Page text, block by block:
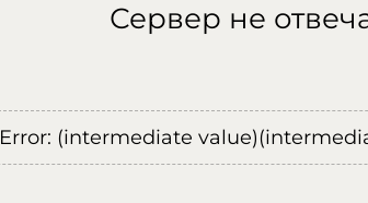
Сервер не
Error: (intermediate